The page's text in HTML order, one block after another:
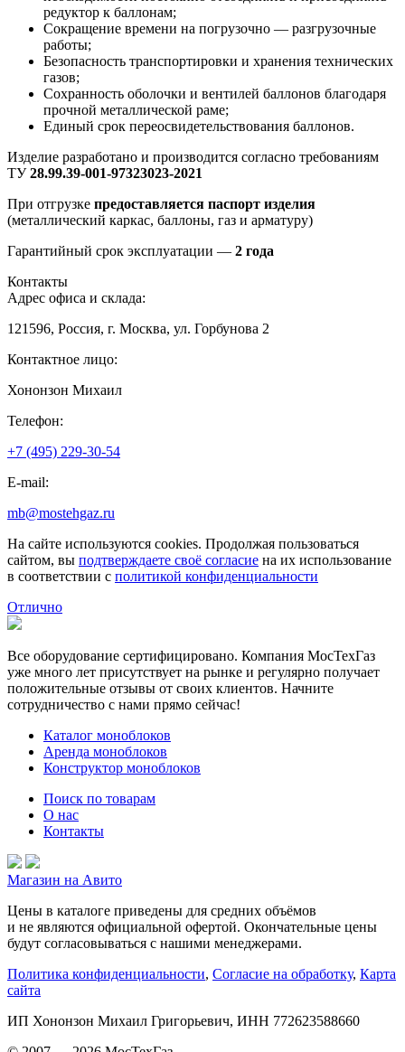
редуктор к баллонам;
Сокращение времени на погрузочно — разгрузочные
работы;
Безопасность транспортировки и хранения технических
газов;
Сохранность оболочки и вентилей баллонов благодаря
прочной металлической раме;
Единый срок переосвидетельствования баллонов.
Изделие разработано и производится согласно требованиям
ТУ28.99.39-001-97323023-2021
При отгрузке предоставляется паспорт изделия
(металлический каркас, баллоны, газ и арматуру)
Гарантийный срок эксплуатации — 2 года
Контакты
Адрес офиса и склада:
121596, Россия, г. Москва, ул. Горбунова 2
Контактное лицо:
Хононзон Михаил
Телефон:
+7 (495) 229-30-54
E-mail:
mb@mostehgaz.ru
На сайте используются cookies. Продолжая пользоваться
сайтом, вы подтверждаете своё согласие на их использование
в соответствии с политикой конфиденциальности
Отлично
Все оборудование сертифицировано. Компания МосТехГаз
уже много лет присутствует на рынке и регулярно получает
положительные отзывы от своих клиентов. Начните
сотрудничество с нами прямо сейчас!
Каталог моноблоков
Аренда моноблоков
Конструктор моноблоков
Поиск по товарам
О нас
Контакты
Магазин на Авито
Цены в каталоге приведены для средних объёмов
и не являются официальной офертой. Окончательные цены
будут согласовываться с нашими менеджерами.
Политика конфиденциальности, Согласие на обработку, Карта
сайта
ИП Хононзон Михаил Григорьевич, ИНН 772623588660